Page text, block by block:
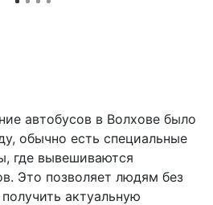
автобусов в Волхове было
обычно есть специальные
где вывешиваются
Это позволяет людям без
актуальную